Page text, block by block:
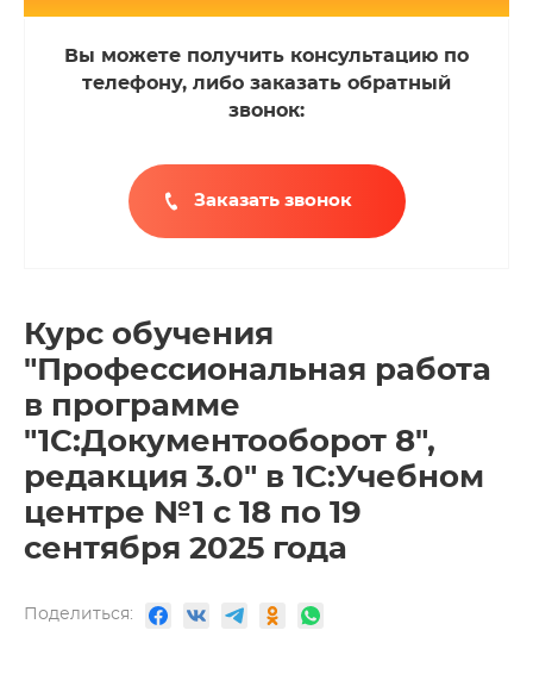
Вы можете получить консультацию по
телефону, либо заказать обратный
звонок:
Заказать звонок
Курс обучения
"Профессиональная работа
в программе
"1С:Документооборот 8",
редакция 3.0" в 1С:Учебном
центре №1 с 18 по 19
сентября 2025 года
Поделиться: